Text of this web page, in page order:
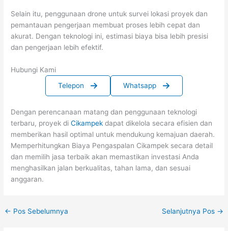
Selain itu, penggunaan drone untuk survei lokasi proyek dan
pemantauan pengerjaan membuat proses lebih cepat dan
akurat. Dengan teknologi ini, estimasi biaya bisa lebih presisi
dan pengerjaan lebih efektif.
Hubungi Kami
Telepon
Whatsapp
Dengan perencanaan matang dan penggunaan teknologi
terbaru, proyek diCikampek dapat dikelola secara efisien dan
memberikan hasil optimal untuk mendukung kemajuan daerah.
Memperhitungkan Biaya Pengaspalan Cikampek secara detail
dan memilih jasa terbaik akan memastikan investasi Anda
menghasilkan jalan berkualitas, tahan lama, dan sesuai
anggaran.
← Pos Sebelumnya Selanjutnya Pos →